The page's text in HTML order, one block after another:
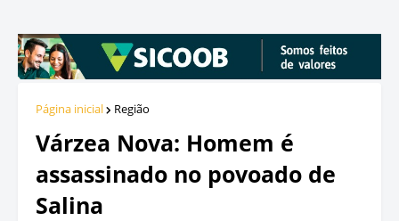
Página inicial Região
Várzea Nova: Homem é
assassinado no povoado de
Salina